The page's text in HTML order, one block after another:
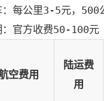
每公里3-5元，500
官方收费50-100元
空费用
陆运费
用